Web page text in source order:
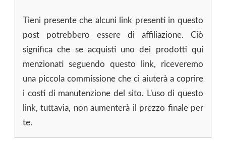
Tieni presente che alcuni link presenti in questo
post potrebbero essere di affiliazione. Ciò
significa che se acquisti uno dei prodotti qui
menzionati seguendo questo link, riceveremo
una piccola commissione che ci aiuterà a coprire
i costi di manutenzione del sito. L'uso di questo
link, tuttavia, non aumenterà il prezzo finale per
te.